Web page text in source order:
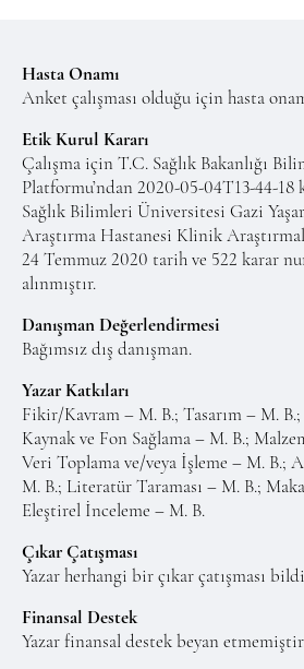
Hasta Onamı
Anket çalışması olduğu için hasta
Etik Kurul Kararı
Çalışma için T.C. Sağlık Bakanlığı
Platformu’ndan 2020-05-04T13-44-18
Sağlık Bilimleri Üniversitesi Gazi
Araştırma Hastanesi Klinik
24 Temmuz 2020 tarih ve 522 karar
alınmıştır.
Danışman Değerlendirmesi
Bağımsız dış danışman.
Yazar Katkıları
Fikir/Kavram – M. B.; Tasarım – M.
Kaynak ve Fon Sağlama – M. B.;
Veri Toplama ve/veya İşleme – M. B.;
M. B.; Literatür Taraması – M. B.;
Eleştirel İnceleme – M. B.
Çıkar Çatışması
Yazar herhangi bir çıkar çatışması
Finansal Destek
Yazar finansal destek beyan